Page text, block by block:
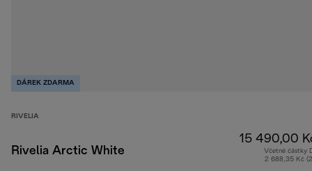
DÁREK ZDARMA
RIVELIA
Rivelia Arctic White
15 490,00
Včetně částky
2 688,35 Kč